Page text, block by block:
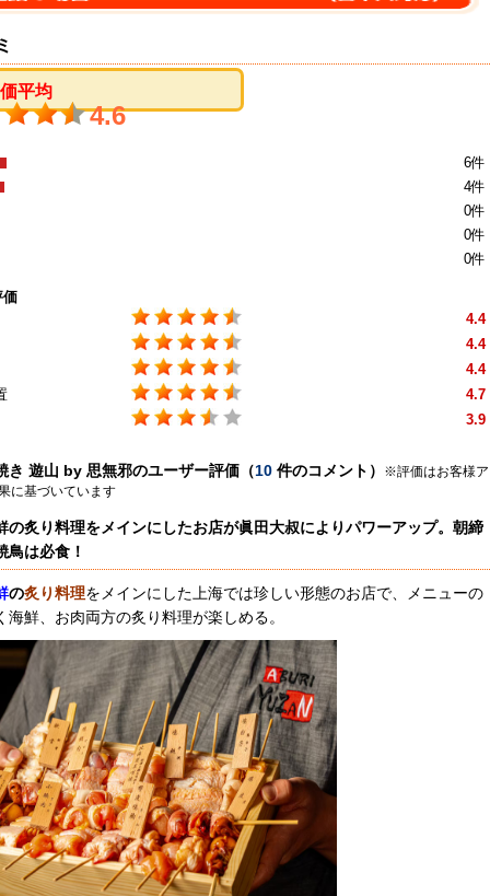
平均
4.6
6件
4件
0件
0件
0件
価
4.4
4.4
4.4
4.7
3.9
き 遊山 by 思無邪のユーザー評価（10 件のコメント）
※評価はお客様ア
に基づいています
の炙り料理をメインにしたお店が眞田大叔によりパワーアップ。朝締
鳥は必食！
の炙り料理をメインにした上海では珍しい形態のお店で、メニューの
海鮮、お肉両方の炙り料理が楽しめる。